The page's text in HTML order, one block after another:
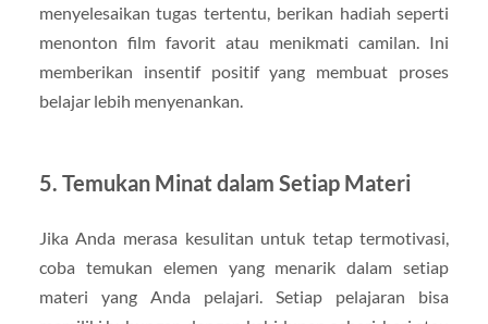
menyelesaikan tugas tertentu, berikan hadiah seperti
menonton film favorit atau menikmati camilan. Ini
memberikan insentif positif yang membuat proses
belajar lebih menyenankan.
5. Temukan Minat dalam Setiap Materi
Jika Anda merasa kesulitan untuk tetap termotivasi,
coba temukan elemen yang menarik dalam setiap
materi yang Anda pelajari. Setiap pelajaran bisa